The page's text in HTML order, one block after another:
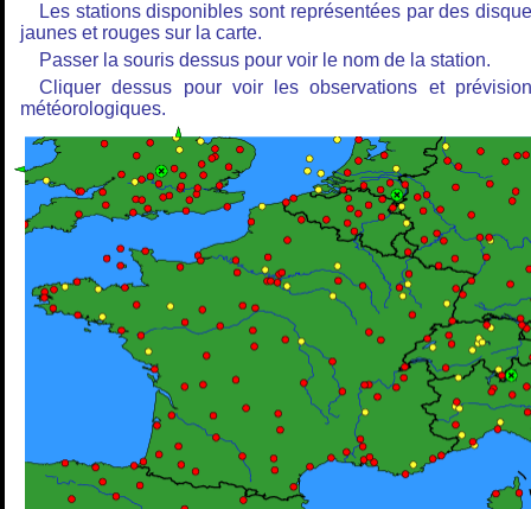
Les stations disponibles sont représentées par des
jaunes et rouges sur la carte.
Passer la souris dessus pour voir le nom de la station.
Cliquer dessus pour voir les observations et
météorologiques.